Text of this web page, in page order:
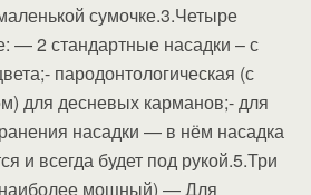
сумочке.3.Четыре
— 2 стандартные насадки – с
пародонтологическая (с
для десневых карманов;- для
насадки — в нём насадка
и всегда будет под рукой.5.Три
мощный) — Для